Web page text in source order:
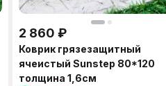
2 860 ₽
Коврик грязезащитный
ячеистый Sunstep 80*120
толщина 1,6см